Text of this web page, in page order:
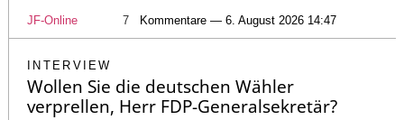
JF-Online 7 Kommentare — 6. August 2026 14:47
INTERVIEW
Wollen Sie die deutschen Wähler
verprellen, Herr FDP-Generalsekretär?